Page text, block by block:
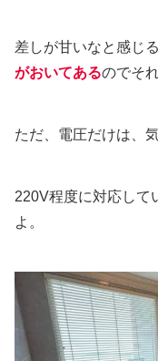
差しが甘いなと感じ
がおいてあるのでそ
ただ、電圧だけは、
220V程度に対応して
よ。